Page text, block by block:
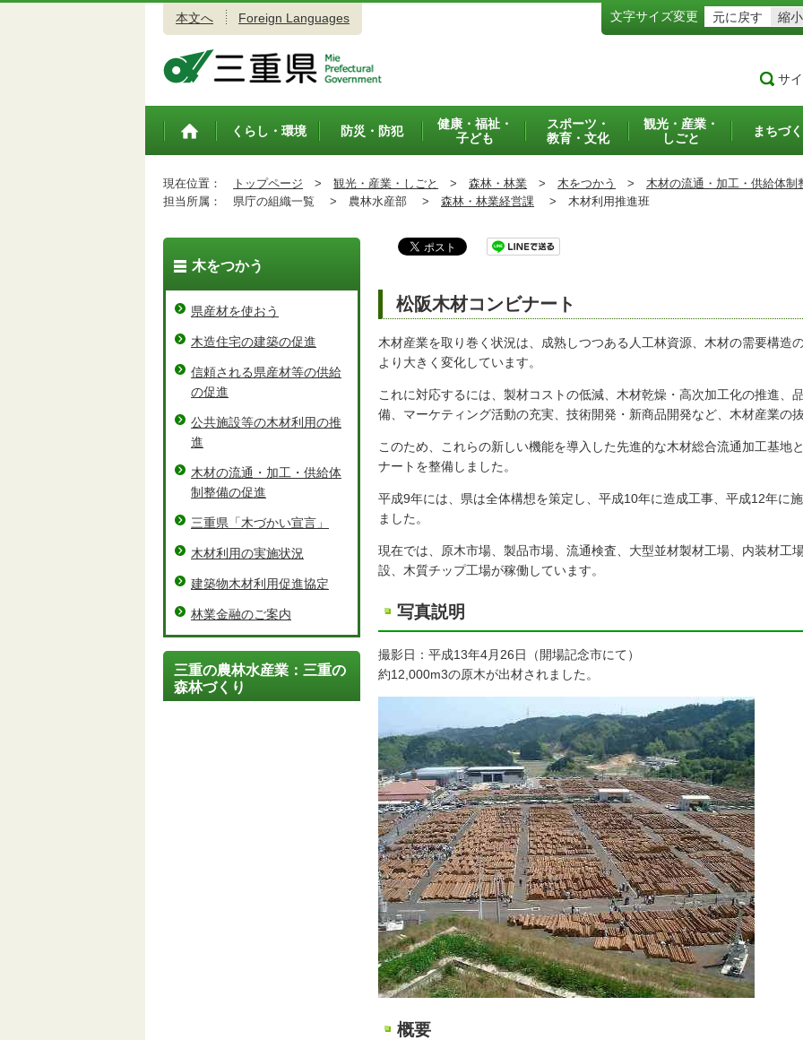
本文へ Foreign Languages 文字サイズ変更 元に戻す 縮小
サ
トップペ
くらし・環境 防災・防犯
健康・福祉・
子ども
スポーツ・
教育・文化
観光・産業・
しごと
まちづ
現在位置： トップページ > 観光・産業・しごと > 森林・林業 > 木をつかう > 木材の流通・加工・供給体制
担当所属：
県庁の組織一覧 > 農林水産部 > 森林・林業経営課 > 木材利用推進班
松阪木材コンビナート
木材産業を取り巻く状況は、成熟しつつある人工林資源、木材の需要構造
より大きく変化しています。
これに対応するには、製材コストの低減、木材乾燥・高次加工化の推進、
備、マーケティング活動の充実、技術開発・新商品開発など、木材産業の
このため、これらの新しい機能を導入した先進的な木材総合流通加工基地
ナートを整備しました。
平成9年には、県は全体構想を策定し、平成10年に造成工事、平成12年に
ました。
現在では、原木市場、製品市場、流通検査、大型並材製材工場、内装材工
設、木質チップ工場が稼働しています。
写真説明
撮影日：平成13年4月26日（開場記念市にて）
約12,000m3の原木が出材されました。
概要
木をつかう
県産材を使おう
木造住宅の建築の促進
信頼される県産材等の供給
の促進
公共施設等の木材利用の推
進
木材の流通・加工・供給体
制整備の促進
三重県「木づかい宣言」
木材利用の実施状況
建築物木材利用促進協定
林業金融のご案内
三重の農林水産業：三重の
森林づくり